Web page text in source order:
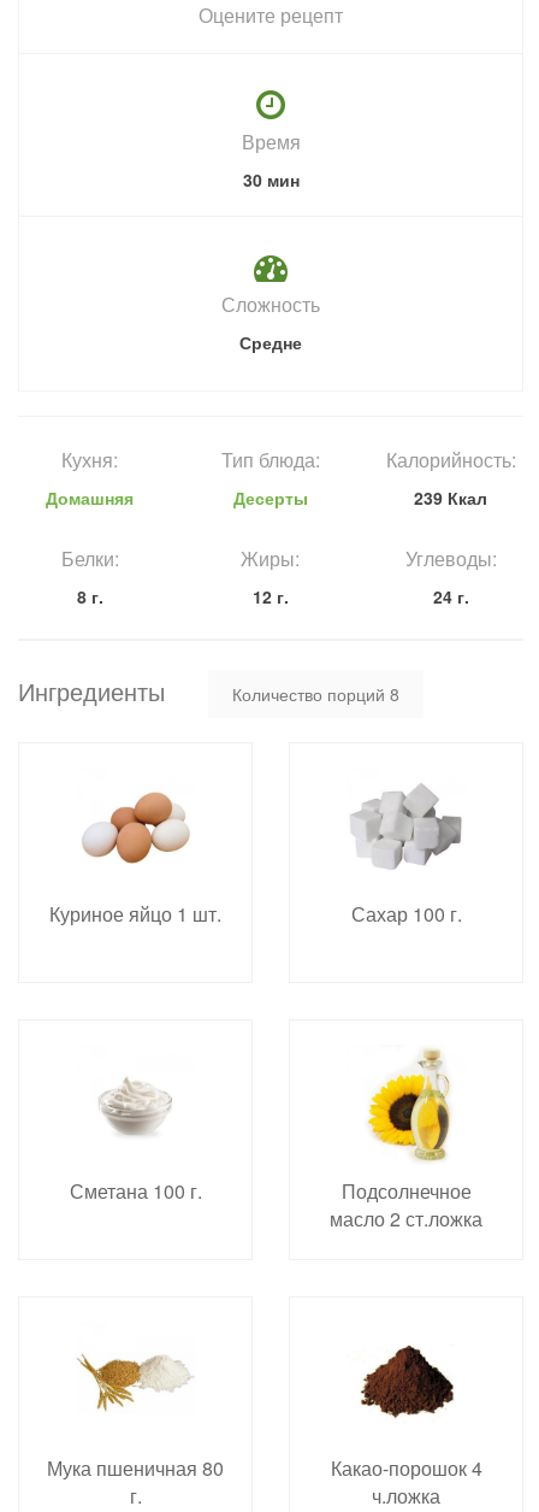
Оцените рецепт
Время
30 мин
Сложность
Средне
Кухня:
Домашняя
Тип блюда:
Десерты
Калорийность:
239 Ккал
Белки:
8 г.
Жиры:
12 г.
Углеводы:
24 г.
Ингредиенты Количество порций 8
Куриное яйцо 1 шт. Сахар 100 г.
Сметана 100 г.
Подсолнечное
масло 2 ст.ложка
Мука пшеничная 80
г.
Какао-порошок 4
ч.ложка